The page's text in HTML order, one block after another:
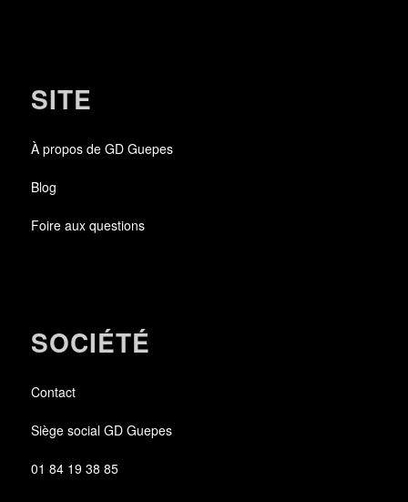
SITE
À propos de GD Guepes
Blog
Foire aux questions
SOCIÉTÉ
Contact
Siège social GD Guepes
01 84 19 38 85